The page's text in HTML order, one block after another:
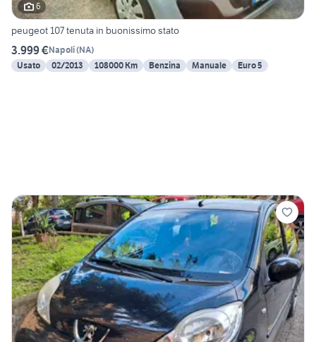
6
peugeot 107 tenuta in buonissimo stato
3.999 €Napoli(NA)
Usato
02/2013 108000 Km Benzina Manuale Euro 5